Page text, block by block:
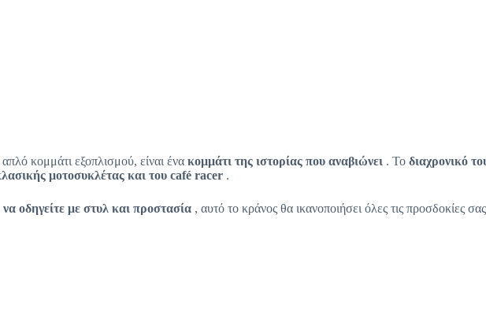
κομμάτι εξοπλισμού, είναι ένα κομμάτι της ιστορίας που αναβιώνει . Το διαχρονικό
μοτοσυκλέτας και του café racer .
να οδηγείτε με στυλ και προστασία , αυτό το κράνος θα ικανοποιήσει όλες τις προσδοκίες